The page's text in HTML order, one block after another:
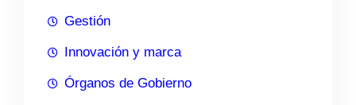
Gestión
Innovación y marca
Órganos de Gobierno